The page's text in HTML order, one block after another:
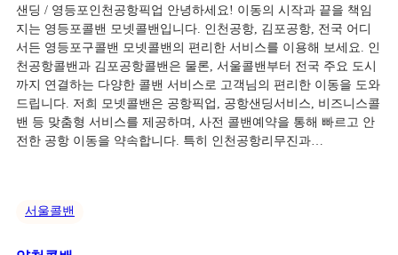
샌딩 / 영등포인천공항픽업 안녕하세요! 이동의 시작과 끝을 책임
지는 영등포콜밴 모넷콜밴입니다. 인천공항, 김포공항, 전국 어디
서든 영등포구콜밴 모넷콜밴의 편리한 서비스를 이용해 보세요. 인
천공항콜밴과 김포공항콜밴은 물론, 서울콜밴부터 전국 주요 도시
까지 연결하는 다양한 콜밴 서비스로 고객님의 편리한 이동을 도와
드립니다. 저희 모넷콜밴은 공항픽업, 공항샌딩서비스, 비즈니스콜
밴 등 맞춤형 서비스를 제공하며, 사전 콜밴예약을 통해 빠르고 안
전한 공항 이동을 약속합니다. 특히 인천공항리무진과…
서울콜밴